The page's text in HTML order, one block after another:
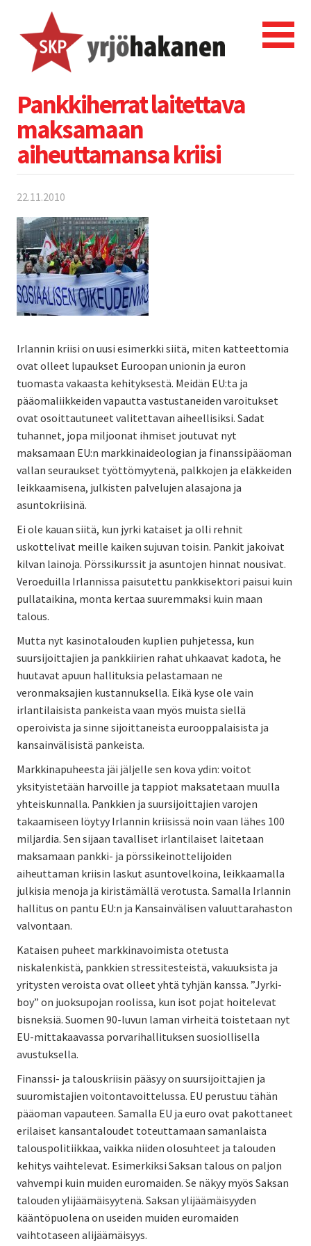
Pankkiherrat laitettava
maksamaan
aiheuttamansa kriisi
22.11.2010
Irlannin kriisi on uusi esimerkki siitä, miten katteettomia
ovat olleet lupaukset Euroopan unionin ja euron
tuomasta vakaasta kehityksestä. Meidän EU:ta ja
pääomaliikkeiden vapautta vastustaneiden varoitukset
ovat osoittautuneet valitettavan aiheellisiksi. Sadat
tuhannet, jopa miljoonat ihmiset joutuvat nyt
maksamaan EU:n markkinaideologian ja finanssipääoman
vallan seuraukset työttömyytenä, palkkojen ja eläkkeiden
leikkaamisena, julkisten palvelujen alasajona ja
asuntokriisinä.
Ei ole kauan siitä, kun jyrki kataiset ja olli rehnit
uskottelivat meille kaiken sujuvan toisin. Pankit jakoivat
kilvan lainoja. Pörssikurssit ja asuntojen hinnat nousivat.
Veroeduilla Irlannissa paisutettu pankkisektori paisui kuin
pullataikina, monta kertaa suuremmaksi kuin maan
talous.
Mutta nyt kasinotalouden kuplien puhjetessa, kun
suursijoittajien ja pankkiirien rahat uhkaavat kadota, he
huutavat apuun hallituksia pelastamaan ne
veronmaksajien kustannuksella. Eikä kyse ole vain
irlantilaisista pankeista vaan myös muista siellä
operoivista ja sinne sijoittaneista eurooppalaisista ja
kansainvälisistä pankeista.
Markkinapuheesta jäi jäljelle sen kova ydin: voitot
yksityistetään harvoille ja tappiot maksatetaan muulla
yhteiskunnalla. Pankkien ja suursijoittajien varojen
takaamiseen löytyy Irlannin kriisissä noin vaan lähes 100
miljardia. Sen sijaan tavalliset irlantilaiset laitetaan
maksamaan pankki- ja pörssikeinottelijoiden
aiheuttaman kriisin laskut asuntovelkoina, leikkaamalla
julkisia menoja ja kiristämällä verotusta. Samalla Irlannin
hallitus on pantu EU:n ja Kansainvälisen valuuttarahaston
valvontaan.
Kataisen puheet markkinavoimista otetusta
niskalenkistä, pankkien stressitesteistä, vakuuksista ja
yritysten veroista ovat olleet yhtä tyhjän kanssa. ”Jyrki-
boy” on juoksupojan roolissa, kun isot pojat hoitelevat
bisneksiä. Suomen 90-luvun laman virheitä toistetaan nyt
EU-mittakaavassa porvarihallituksen suosiollisella
avustuksella.
Finanssi- ja talouskriisin pääsyy on suursijoittajien ja
suuromistajien voitontavoittelussa. EU perustuu tähän
pääoman vapauteen. Samalla EU ja euro ovat pakottaneet
erilaiset kansantaloudet toteuttamaan samanlaista
talouspolitiikkaa, vaikka niiden olosuhteet ja talouden
kehitys vaihtelevat. Esimerkiksi Saksan talous on paljon
vahvempi kuin muiden euromaiden. Se näkyy myös Saksan
talouden ylijäämäisyytenä. Saksan ylijäämäisyyden
kääntöpuolena on useiden muiden euromaiden
vaihtotaseen alijäämäisyys.